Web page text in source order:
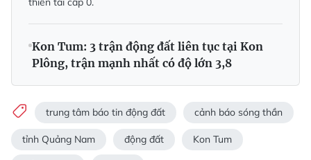
Kon Tum: 3 trận động đất liên tục tại Kon
Plông, trận mạnh nhất có độ lớn 3,8
trung tâm báo tin động đất cảnh báo sóng thần
tỉnh Quảng Nam động đất Kon Tum